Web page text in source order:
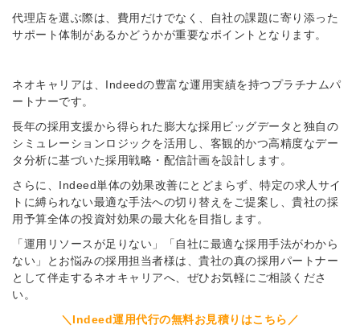
代理店を選ぶ際は、費用だけでなく、自社の課題に寄り添った
サポート体制があるかどうかが重要なポイントとなります。
ネオキャリアは、Indeedの豊富な運用実績を持つプラチナムパ
ートナーです。
長年の採用支援から得られた膨大な採用ビッグデータと独自の
シミュレーションロジックを活用し、客観的かつ高精度なデー
タ分析に基づいた採用戦略・配信計画を設計します。
さらに、Indeed単体の効果改善にとどまらず、特定の求人サイ
トに縛られない最適な手法への切り替えをご提案し、貴社の採
用予算全体の投資対効果の最大化を目指します。
「運用リソースが足りない」「自社に最適な採用手法がわから
ない」とお悩みの採用担当者様は、貴社の真の採用パートナー
として伴走するネオキャリアへ、ぜひお気軽にご相談くださ
い。
＼Indeed運用代行の無料お見積りはこちら／